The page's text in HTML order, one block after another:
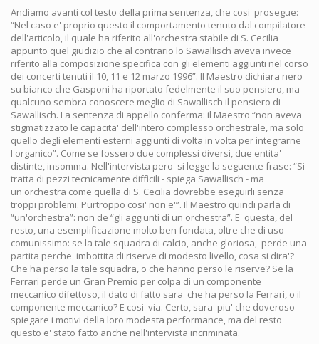
Andiamo avanti col testo della prima sentenza, che cosi' prosegue:
“Nel caso e' proprio questo il comportamento tenuto dal compilatore
dell'articolo, il quale ha riferito all'orchestra stabile di S. Cecilia
appunto quel giudizio che al contrario lo Sawallisch aveva invece
riferito alla composizione specifica con gli elementi aggiunti nel corso
dei concerti tenuti il 10, 11 e 12 marzo 1996”. Il Maestro dichiara nero
su bianco che Gasponi ha riportato fedelmente il suo pensiero, ma
qualcuno sembra conoscere meglio di Sawallisch il pensiero di
Sawallisch. La sentenza di appello conferma: il Maestro “non aveva
stigmatizzato le capacita' dell'intero complesso orchestrale, ma solo
quello degli elementi esterni aggiunti di volta in volta per integrarne
l'organico”. Come se fossero due complessi diversi, due entita'
distinte, insomma. Nell'intervista pero' si legge la seguente frase: “Si
tratta di pezzi tecnicamente difficili - spiega Sawallisch - ma
un'orchestra come quella di S. Cecilia dovrebbe eseguirli senza
troppi problemi. Purtroppo cosi' non e'”. Il Maestro quindi parla di
“un'orchestra”: non de “gli aggiunti di un'orchestra”. E' questa, del
resto, una esemplificazione molto ben fondata, oltre che di uso
comunissimo: se la tale squadra di calcio, anche gloriosa, perde una
partita perche' imbottita di riserve di modesto livello, cosa si dira'?
Che ha perso la tale squadra, o che hanno perso le riserve? Se la
Ferrari perde un Gran Premio per colpa di un componente
meccanico difettoso, il dato di fatto sara' che ha perso la Ferrari, o il
componente meccanico? E cosi' via. Certo, sara' piu' che doveroso
spiegare i motivi della loro modesta performance, ma del resto
questo e' stato fatto anche nell'intervista incriminata.